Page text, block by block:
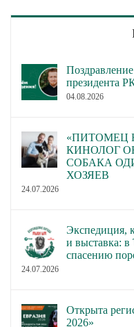
президента
04.08.2026
«ПИТОМЕЦ
КИНОЛОГ
СОБАКА
ХОЗЯЕВ
24.07.2026
Экспедиция,
и выставка:
спасению
24.07.2026
Открыта
2026»